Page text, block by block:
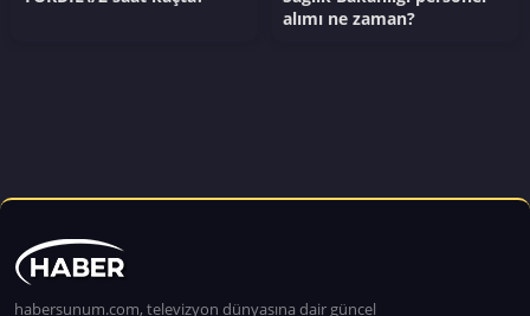
alımı ne zaman?
habersunum.com, televizyon dünyasına dair güncel